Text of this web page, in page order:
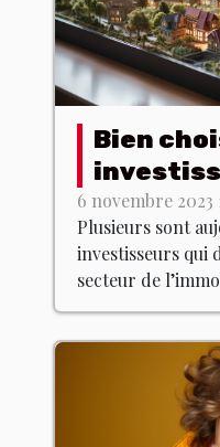
Bien
meilleurs
6 novembre 2023
Plusieurs sont
investisseurs qui
secteur de